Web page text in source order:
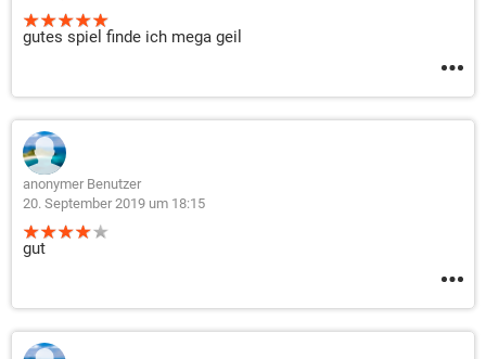
gutes spiel finde ich mega geil
anonymer Benutzer
20. September 2019 um 18:15
gut